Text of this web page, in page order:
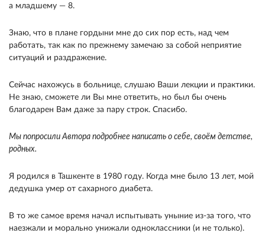
а младшему — 8.
Знаю, что в плане гордыни мне до сих пор есть, над чем
работать, так как по прежнему замечаю за собой неприятие
ситуаций и раздражение.
Сейчас нахожусь в больнице, слушаю Ваши лекции и практики.
Не знаю, сможете ли Вы мне ответить, но был бы очень
благодарен Вам даже за пару строк. Спасибо.
Мы попросили Автора подробнее написать о себе, своём детстве,
родных.
Я родился в Ташкенте в 1980 году. Когда мне было 13 лет, мой
дедушка умер от сахарного диабета.
В то же самое время начал испытывать уныние из-за того, что
наезжали и морально унижали одноклассники (и не только).